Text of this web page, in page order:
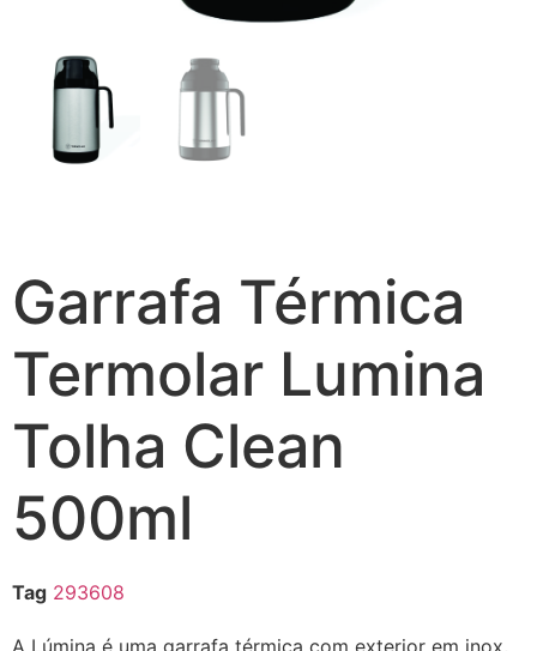
Garrafa Térmica
Termolar Lumina
Tolha Clean
500ml
Tag 293608